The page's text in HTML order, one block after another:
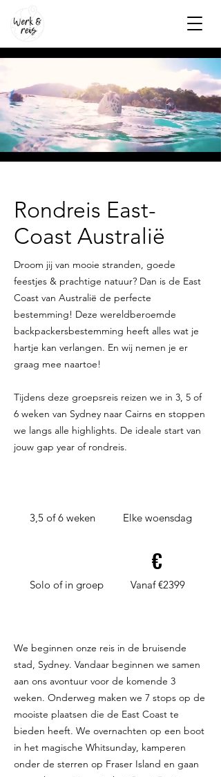
Rondreis East-
Coast Australië
Droom jij van mooie stranden, goede
feestjes & prachtige natuur? Dan is de East
Coast van Australië de perfecte
bestemming! Deze wereldberoemde
backpackersbestemming heeft alles wat je
hartje kan verlangen. En wij nemen je er
graag mee naartoe!
Tijdens deze groepsreis reizen we in 3, 5 of
6 weken van Sydney naar Cairns en stoppen
we langs alle highlights. De ideale start van
jouw gap year of rondreis.
3,5 of 6 weken Elke woensdag
Solo of in groep
€
Vanaf €2399
We beginnen onze reis in de bruisende
stad, Sydney. Vandaar beginnen we samen
aan ons avontuur voor de komende 3
weken. Onderweg maken we 7 stops op de
mooiste plaatsen die de East Coast te
bieden heeft. We overnachten op een boot
in het magische Whitsunday, kamperen
onder de sterren op Fraser Island en gaan